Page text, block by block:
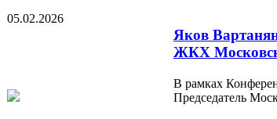
05.02.2026
Яков
ЖКХ
В рамках
Председатель